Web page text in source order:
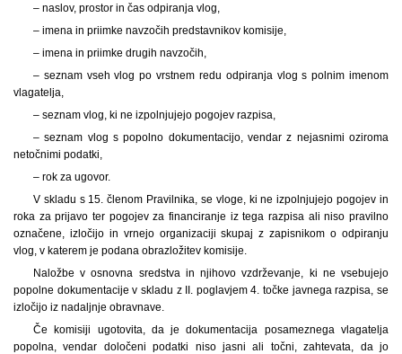
– naslov, prostor in čas odpiranja vlog,
– imena in priimke navzočih predstavnikov komisije,
– imena in priimke drugih navzočih,
– seznam vseh vlog po vrstnem redu odpiranja vlog s polnim imenom
vlagatelja,
– seznam vlog, ki ne izpolnjujejo pogojev razpisa,
– seznam vlog s popolno dokumentacijo, vendar z nejasnimi oziroma
netočnimi podatki,
– rok za ugovor.
V skladu s 15. členom Pravilnika, se vloge, ki ne izpolnjujejo pogojev in
roka za prijavo ter pogojev za financiranje iz tega razpisa ali niso pravilno
označene, izločijo in vrnejo organizaciji skupaj z zapisnikom o odpiranju
vlog, v katerem je podana obrazložitev komisije.
Naložbe v osnovna sredstva in njihovo vzdrževanje, ki ne vsebujejo
popolne dokumentacije v skladu z II. poglavjem 4. točke javnega razpisa, se
izločijo iz nadaljnje obravnave.
Če komisiji ugotovita, da je dokumentacija posameznega vlagatelja
popolna, vendar določeni podatki niso jasni ali točni, zahtevata, da jo